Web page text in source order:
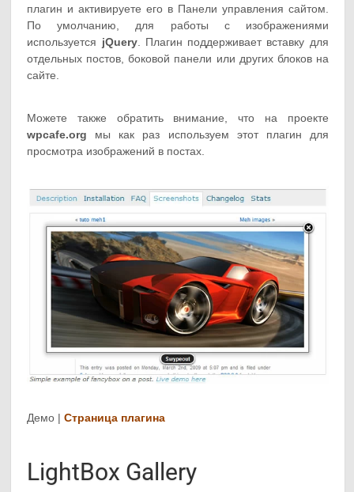
плагин и активируете его в Панели управления сайтом.
По умолчанию, для работы с изображениями
используется jQuery. Плагин поддерживает вставку для
отдельных постов, боковой панели или других блоков на
сайте.
Можете также обратить внимание, что на проекте
wpcafe.org мы как раз используем этот плагин для
просмотра изображений в постах.
Демо |Страница плагина
LightBox Gallery